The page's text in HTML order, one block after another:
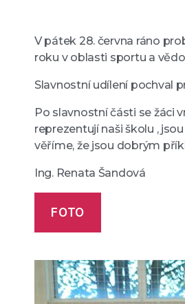
V pátek 28. června ráno
roku v oblasti sportu a
Slavnostní udílení pochval
Po slavnostní části se žáci
reprezentují naši školu ,
věříme, že jsou dobrým
Ing. Renata Šandová
FOTO